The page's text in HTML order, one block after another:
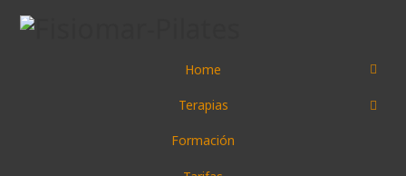
Home
Terapias
Formación